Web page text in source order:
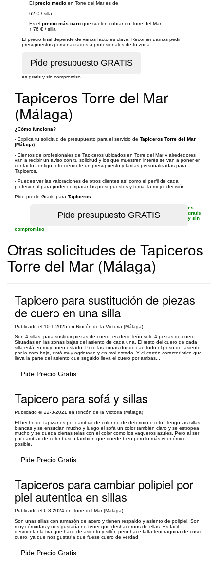
El precio medio en Torre del Mar es de
62 € / silla
Es el precio más caro que suelen cobrar en Torre del Mar
↑ 76 € / silla
El precio final depende de varios factores clave. Recomendamos pedir
presupuestos personalizados a profesionales de tu zona.
es gratis y sin compromiso
Tapiceros Torre del Mar
(Málaga)
¿Cómo funciona?
- Explica tu solicitud de presupuesto para el servicio de Tapiceros Torre del Mar
(Málaga)
- Cientos de profesionales de Tapiceros ubicados en Torre del Mar y alrededores
van a recibir un aviso con tu solicitud y los que muestren interés se van a poner en
contacto contigo, ofreciéndote un presupuesto y tarifas personalizadas para
Tapiceros.
- Puedes ver las valoraciones de otros clientes así como el perfil de cada
profesional para poder comparar los presupuestos y tomar la mejor decisión.
Pide precio Gratis para Tapiceros
es
gratis
y sin
compromiso
Otras solicitudes de Tapiceros
Torre del Mar (Málaga)
Tapicero para sustitución de piezas
de cuero en una silla
Publicado el 10-1-2025 en Rincón de la Victoria (Málaga)
Son 4 sillas, para sustituir piezas de cuero, es decir, león solo 4 piezas de cuero.
Situadas en las zonas bajas del asiento de cada una. El resto del cuero de cada
silla está en muy buen estado. Pero las zonas donde cae todo el peso del asiento,
por la cara baja, está muy agrietado y en mal estado. Y el cartón característico que
lleva la parte del asiento que seguido lleva el cuero por ambas...
Pide Precio Gratis
Tapicero para sofá y sillas
Publicado el 22-3-2021 en Rincón de la Victoria (Málaga)
El hecho de tapizar es por cambiar de color no de deterioro o roto. Tengo las sillas
blancas y se ensucian mucho y luego el sofá un color también claro y se estropea
mucho y se queda ciertas telas con el color como los vaqueros azules. Pero al ser
por cambiar de color busco también que quede bien pero lo más económico
posible.
Pide Precio Gratis
Tapiceros para cambiar polipiel por
piel autentica en sillas
Publicado el 6-3-2024 en Torre del Mar (Málaga)
Son unas sillas con armazón de acero y tienen respaldo y asiento de polipiel. Son
muy cómodas y nos gustaría no tener que deshacernos de ellas. Es fácil
desmontar la tira que hace de asiento y sillón pero hace falta teneraquina de coser
cuero, ya que nos gustaría que fuese cuero de verdad
Pide Precio Gratis